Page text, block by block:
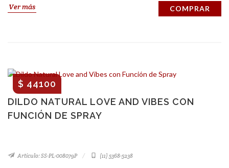
Ver más COMPRAR
DILDO NATURAL LOVE AND VIBES CON
FUNCIÓN DE SPRAY
$ 44100
Artículo: SS-PL-008079P (11) 5368-5238